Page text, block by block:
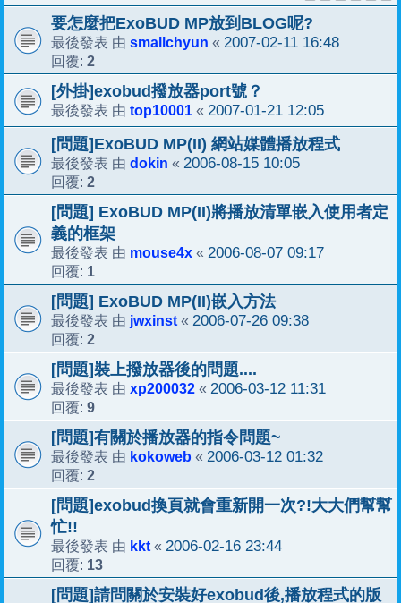
要怎麼把ExoBUD MP放到BLOG呢?
最後發表 由 smallchyun « 2007-02-11 16:48
回覆: 2
[外掛]exobud撥放器port號？
最後發表 由 top10001 « 2007-01-21 12:05
[問題]ExoBUD MP(II) 網站媒體播放程式
最後發表 由 dokin « 2006-08-15 10:05
回覆: 2
[問題] ExoBUD MP(II)將播放清單嵌入使用者定
義的框架
最後發表 由 mouse4x « 2006-08-07 09:17
回覆: 1
[問題] ExoBUD MP(II)嵌入方法
最後發表 由 jwxinst « 2006-07-26 09:38
回覆: 2
[問題]裝上撥放器後的問題....
最後發表 由 xp200032 « 2006-03-12 11:31
回覆: 9
[問題]有關於播放器的指令問題~
最後發表 由 kokoweb « 2006-03-12 01:32
回覆: 2
[問題]exobud換頁就會重新開一次?!大大們幫幫
忙!!
最後發表 由 kkt « 2006-02-16 23:44
回覆: 13
[問題]請問關於安裝好exobud後,播放程式的版